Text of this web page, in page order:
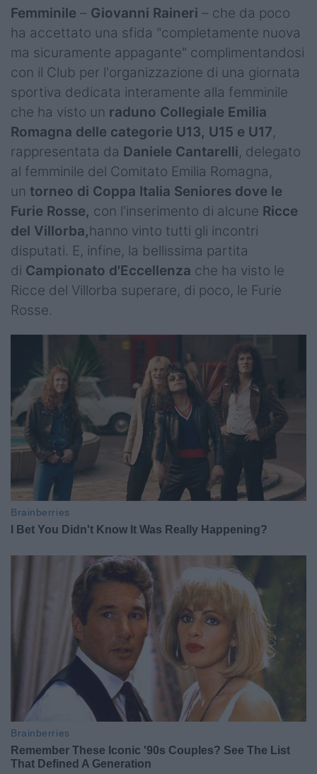
Femminile – Giovanni Raineri – che da poco
ha accettato una sfida "completamente nuova
ma sicuramente appagante" complimentandosi
con il Club per l'organizzazione di una giornata
sportiva dedicata interamente alla femminile
che ha visto un raduno Collegiale Emilia
Romagna delle categorie U13, U15 e U17,
rappresentata da Daniele Cantarelli, delegato
al femminile del Comitato Emilia Romagna,
un torneo di Coppa Italia Seniores dove le
Furie Rosse, con l'inserimento di alcune Ricce
del Villorba,hanno vinto tutti gli incontri
disputati. E, infine, la bellissima partita
di Campionato d'Eccellenza che ha visto le
Ricce del Villorba superare, di poco, le Furie
Rosse.